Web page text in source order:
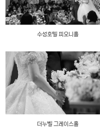
수성호텔 피오니홀
더누벨 그레이스홀